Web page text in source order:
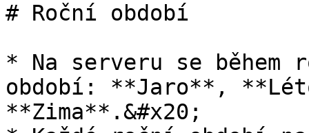
# Roční období
* Na serveru se
období: **Jaro**,
**Zima**.&#x20;